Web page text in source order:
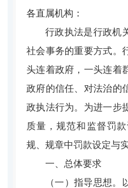
各直属机构：
行政执法是行政机
社会事务的重要方式。
头连着政府，一头连着
政府的信任、对法治的
政执法行为。为进一步
质量，规范和监督罚
规、规章中罚款设定与
一、总体要求
（一）指导思想。